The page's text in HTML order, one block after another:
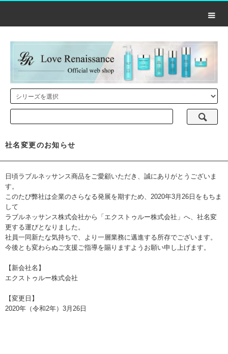
社名変更のお知らせ
日頃ラブルネッサンス商品をご愛顧いただき、誠にありがとうございま
す。
このたび弊社は企業のさらなる発展を期すため、2020年3月26日をもちま
して
ラブルネッサンス株式会社から「エクストゥルー株式会社」へ、社名変
更する運びとなりました。
社員一同新たな気持ちで、より一層業務に邁進する所存でございます。
今後とも変わらぬご支援ご指導を賜りますようお願い申し上げます。
【新会社名】
エクストゥルー株式会社
【変更日】
2020年（令和2年）3月26日